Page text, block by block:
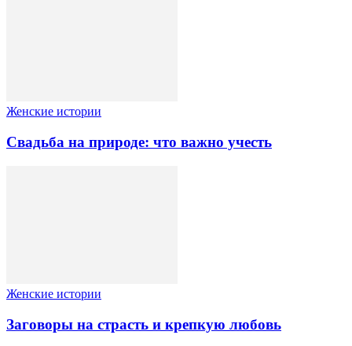
Женские истории
Свадьба на природе: что важно учесть
Женские истории
Заговоры на страсть и крепкую любовь